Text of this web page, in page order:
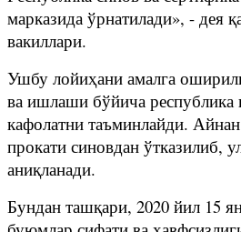
марказида ўрнатилади», - дея
вакиллари.
Ушбу лойиҳани амалга
ва ишлаши бўйича республика
кафолатни таъминлайди.
прокати синовдан ўтказилиб,
аниқланади.
Бундан ташқари, 2020 йил 15